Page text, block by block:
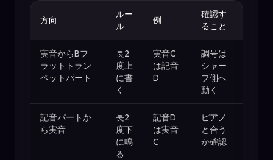
方向
ルー
ル
例
確認す
ること
実音からBフ
ラットトラン
ペットパート
長2
度上
に書
く
実音C
は記音
D
調号は
シャー
プ側へ
動く
記音パートか
ら実音
長2
度下
に鳴
る
記音D
は実音
C
ピアノ
と合う
か確認